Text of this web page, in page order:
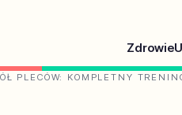
Zdrowie
PLECÓW: KOMPLETNY